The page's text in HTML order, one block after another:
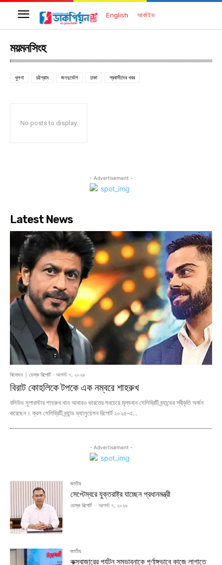
English আর্কাইভ
ময়মনসিংহ
খুলনা চট্টগ্রাম জনদুর্ভোগ ঢাকা প্রবাসীদের খবর
No posts to display
- Advertisement -
Latest News
বিনোদন ডেস্ক রিপোর্ট - আগস্ট ৭, ২০২৬
বিরাট কোহলিকে টপকে এক নম্বরে শাহরুখ
বলিউড সুপারস্টার শাহরুখ খান আবারও ভারতের সবচেয়ে মূল্যবান সেলিব্রিটি ব্র্যান্ডের স্বীকৃতি অর্জন
করেছেন। ক্রল সেলিব্রিটি ব্র্যান্ড ভ্যালুয়েশন রিপোর্ট ২০২৫-এ...
- Advertisement -
জাতীয়
সেপ্টেম্বরে যুক্তরাষ্ট্র যাচ্ছেন প্রধানমন্ত্রী
ডেস্ক রিপোর্ট - আগস্ট ৭, ২০২৬
জাতীয়
কক্সবাজারের পর্যটন সম্ভাবনাকে পূর্ণাঙ্গভাবে কাজে লাগাতে